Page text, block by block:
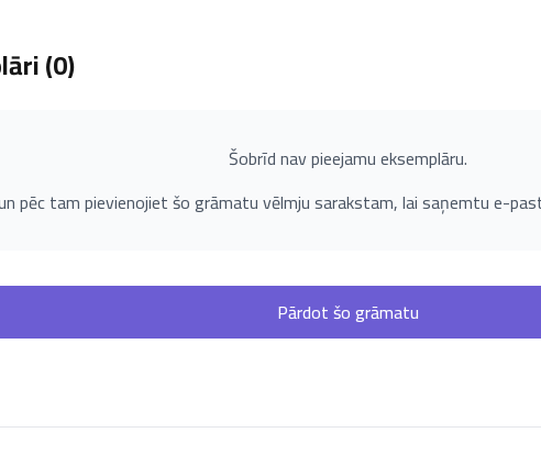
(0)
Šobrīd nav pieejamu eksemplāru.
pēc tam pievienojiet šo grāmatu vēlmju sarakstam, lai saņemtu e-
Pārdot šo grāmatu